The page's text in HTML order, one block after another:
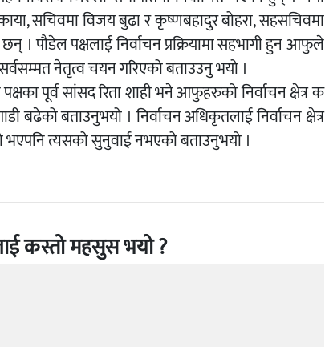
सचिवमा विजय बुढा र कृष्णबहादुर बोहरा, सहसचिवमा
। पौडेल पक्षलाई निर्वाचन प्रक्रियामा सहभागी हुन आफुले
नेतृत्व चयन गरिएको बताउउनु भयो ।
पूर्व सांसद रिता शाही भने आफुहरुको निर्वाचन क्षेत्र क
बढेको बताउनुभयो । निर्वाचन अधिकृतलाई निर्वाचन क्षेत्र
त्यसको सुनुवाई नभएको बताउनुभयो ।
कस्तो महसुस भयो ?